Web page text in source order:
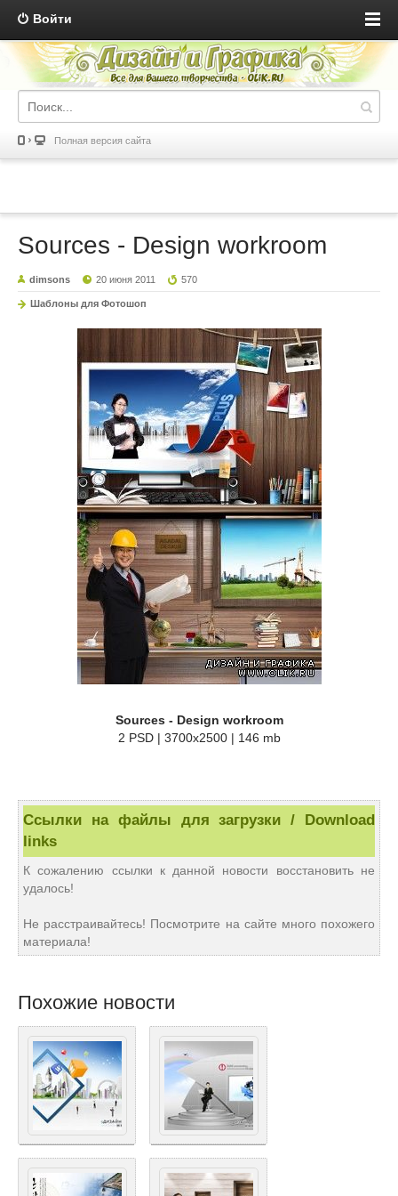
Войти
Полная версия сайта
Sources - Design workroom
dimsons 20 июня 2011 570
Шаблоны для Фотошоп
Sources - Design workroom
2 PSD | 3700x2500 | 146 mb
Ссылки на файлы для загрузки / Download
links
К сожалению ссылки к данной новости восстановить не
удалось!
Не расстраивайтесь! Посмотрите на сайте много похожего
материала!
Похожие новости